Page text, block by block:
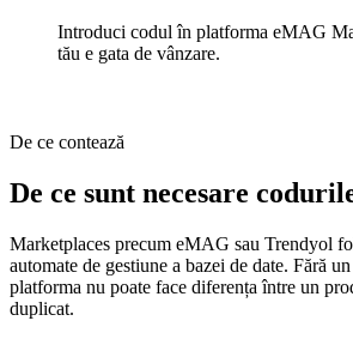
Introduci codul în platforma eMAG
tău e gata de vânzare.
De ce contează
De ce sunt necesare
Marketplaces precum eMAG sau Trendyol
automate de gestiune a bazei de date. Fără
platforma nu poate face diferența între un
duplicat.